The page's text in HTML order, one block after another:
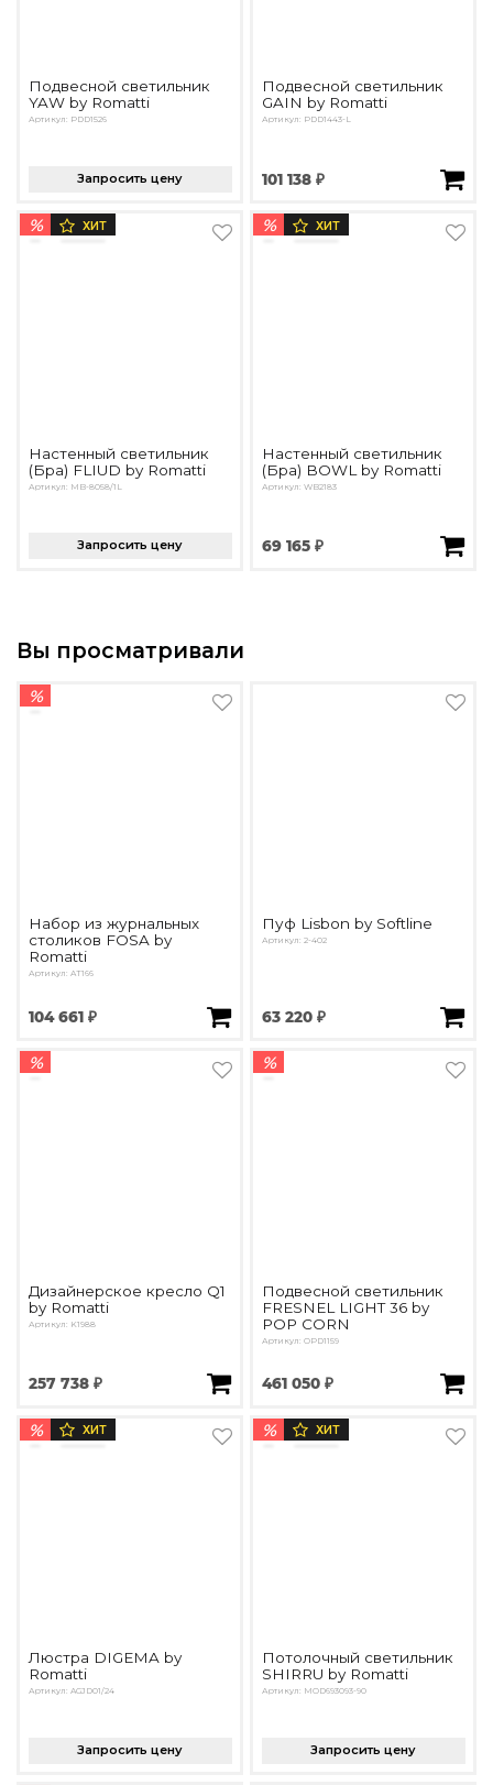
Подвесной светильник
YAW by Romatti
Артикул: PDD1526
Запросить цену
Подвесной светильник
GAIN by Romatti
Артикул: PDD1443-L
101 138 ₽
% ХИТ
Настенный светильник
(Бра) FLIUD by Romatti
Артикул: MB-8058/1L
Запросить цену
% ХИТ
Настенный светильник
(Бра) BOWL by Romatti
Артикул: WB2183
69 165 ₽
Вы просматривали
%
Набор из журнальных
столиков FOSA by
Romatti
Артикул: AT166
104 661 ₽
Пуф Lisbon by Softline
Артикул: 2-402
63 220 ₽
%
Дизайнерское кресло Q1
by Romatti
Артикул: K1988
257 738 ₽
%
Подвесной светильник
FRESNEL LIGHT 36 by
POP CORN
Артикул: OPD1159
461 050 ₽
% ХИТ
Люстра DIGEMA by
Romatti
Артикул: AGJD01/24
Запросить цену
% ХИТ
Потолочный светильник
SHIRRU by Romatti
Артикул: MOD693093-90
Запросить цену